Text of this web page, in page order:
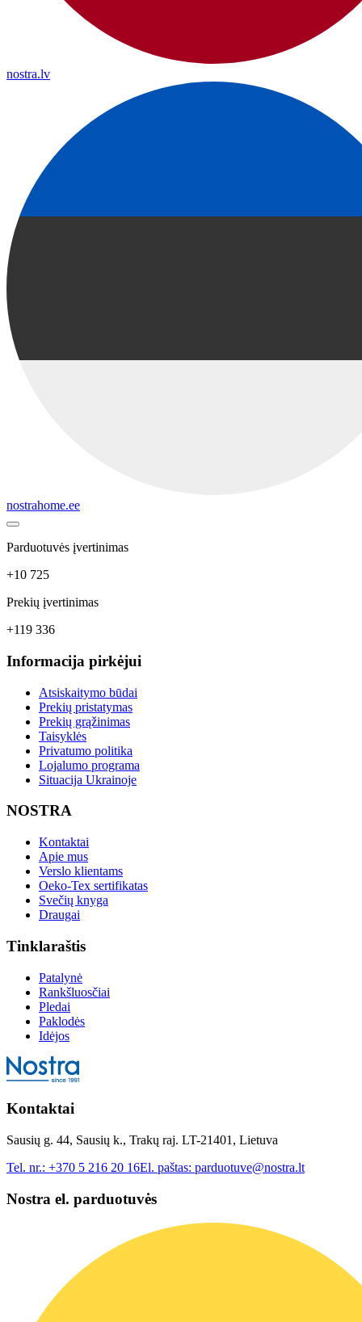
nostra.lv
nostrahome.ee
Parduotuvės įvertinimas
+10 725
Prekių įvertinimas
+119 336
Informacija pirkėjui
Atsiskaitymo būdai
Prekių pristatymas
Prekių grąžinimas
Taisyklės
Privatumo politika
Lojalumo programa
Situacija Ukrainoje
NOSTRA
Kontaktai
Apie mus
Verslo klientams
Oeko-Tex sertifikatas
Svečių knyga
Draugai
Tinklaraštis
Patalynė
Rankšluosčiai
Pledai
Paklodės
Idėjos
Kontaktai
Sausių g. 44, Sausių k., Trakų raj. LT-21401, Lietuva
Tel. nr.: +370 5 216 20 16El. paštas: parduotuve@nostra.lt
Nostra el. parduotuvės